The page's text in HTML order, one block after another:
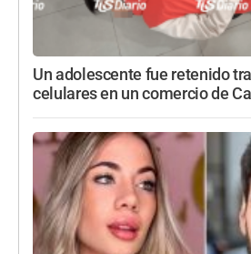
Un adolescente fue retenido
celulares en un comercio de